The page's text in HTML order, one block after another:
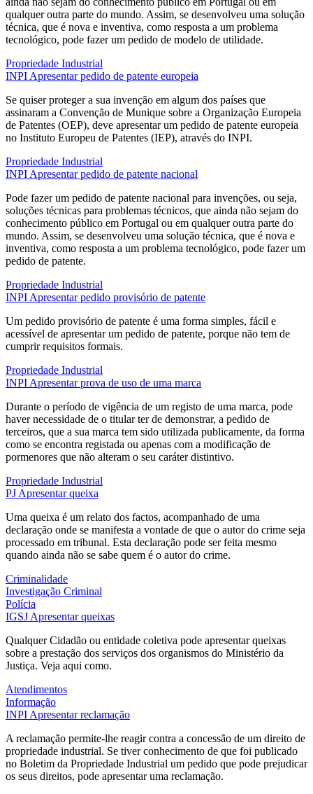
qualquer outra parte do mundo. Assim, se desenvolveu uma solução
técnica, que é nova e inventiva, como resposta a um problema
tecnológico, pode fazer um pedido de modelo de utilidade.
Propriedade Industrial
INPI Apresentar pedido de patente europeia
Se quiser proteger a sua invenção em algum dos países que
assinaram a Convenção de Munique sobre a Organização Europeia
de Patentes (OEP), deve apresentar um pedido de patente europeia
no Instituto Europeu de Patentes (IEP), através do INPI.
Propriedade Industrial
INPI Apresentar pedido de patente nacional
Pode fazer um pedido de patente nacional para invenções, ou seja,
soluções técnicas para problemas técnicos, que ainda não sejam do
conhecimento público em Portugal ou em qualquer outra parte do
mundo. Assim, se desenvolveu uma solução técnica, que é nova e
inventiva, como resposta a um problema tecnológico, pode fazer um
pedido de patente.
Propriedade Industrial
INPI Apresentar pedido provisório de patente
Um pedido provisório de patente é uma forma simples, fácil e
acessível de apresentar um pedido de patente, porque não tem de
cumprir requisitos formais.
Propriedade Industrial
INPI Apresentar prova de uso de uma marca
Durante o período de vigência de um registo de uma marca, pode
haver necessidade de o titular ter de demonstrar, a pedido de
terceiros, que a sua marca tem sido utilizada publicamente, da forma
como se encontra registada ou apenas com a modificação de
pormenores que não alteram o seu caráter distintivo.
Propriedade Industrial
PJ Apresentar queixa
Uma queixa é um relato dos factos, acompanhado de uma
declaração onde se manifesta a vontade de que o autor do crime seja
processado em tribunal. Esta declaração pode ser feita mesmo
quando ainda não se sabe quem é o autor do crime.
Criminalidade
Investigação Criminal
Polícia
IGSJ Apresentar queixas
Qualquer Cidadão ou entidade coletiva pode apresentar queixas
sobre a prestação dos serviços dos organismos do Ministério da
Justiça. Veja aqui como.
Atendimentos
Informação
INPI Apresentar reclamação
A reclamação permite-lhe reagir contra a concessão de um direito de
propriedade industrial. Se tiver conhecimento de que foi publicado
no Boletim da Propriedade Industrial um pedido que pode prejudicar
os seus direitos, pode apresentar uma reclamação.